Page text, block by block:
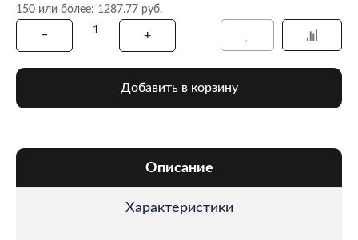
150 или более: 1287.77 руб.
Добавить в корзину
Описание
Характеристики